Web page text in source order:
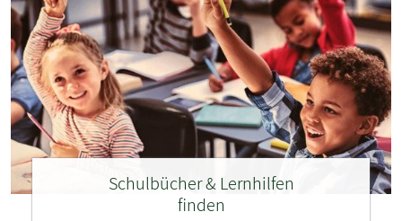
Schulbücher & Lernhilfen
finden